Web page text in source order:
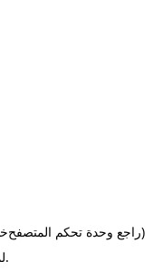
(راجع وحدة تحكم المتصفح
.